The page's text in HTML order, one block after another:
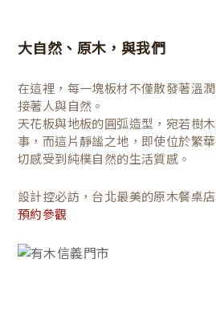
大自然、原木，與我們
在這裡，每一塊板材不僅散發著溫
接著人與自然。
天花板與地板的圓弧造型，宛若樹
事，而這片靜謐之地，即使位於繁
切感受到純樸自然的生活質感。
設計控必訪，台北最美的原木餐桌
預約參觀